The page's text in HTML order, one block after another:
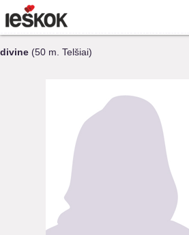
divine (50 m. Telšiai)